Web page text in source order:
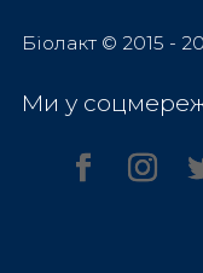
Біолакт © 2015 -
Ми у